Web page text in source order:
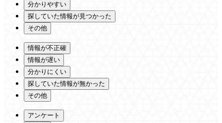
分かりやすい
探していた情報が見つかった
その他
情報が不正確
情報が遅い
分かりにくい
探していた情報が無かった
その他
アンケート